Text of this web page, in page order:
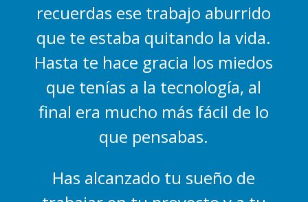
recuerdas ese trabajo aburrido
que te estaba quitando la vida.
Hasta te hace gracia los miedos
que tenías a la tecnología, al
final era mucho más fácil de lo
que pensabas.
Has alcanzado tu sueño de